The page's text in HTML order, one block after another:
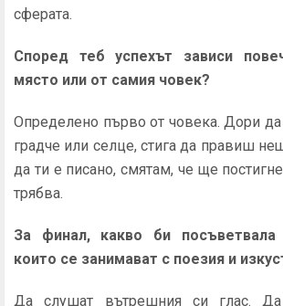
сферата.
Според теб успехът зависи
място или от самия човек?
Определено първо от човека. Дори
градче или селце, стига да правиш
да ти е писано, смятам, че ще
трябва.
За финал, какво би посъветвала
които се занимават с поезия и
Да слушат вътрешния си глас.